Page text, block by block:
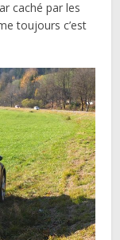
caché par les
toujours c’est